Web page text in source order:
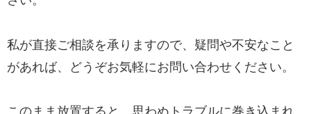
私が直接ご相談を承りますので、疑問や不安なこと
があれば、どうぞお気軽にお問い合わせください。
このまま放置すると、思わぬトラブルに巻き込まれ